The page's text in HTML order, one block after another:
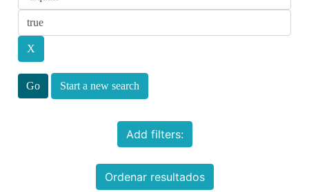
Start a new search
Add filters:
Ordenar resultados